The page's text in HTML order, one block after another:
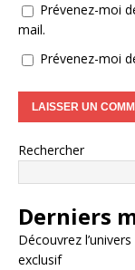
Prévenez-moi
mail.
Prévenez-moi
Rechercher
Derniers
Découvrez
exclusif